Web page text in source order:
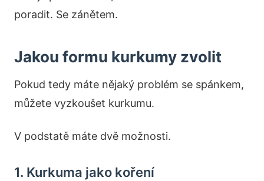
poradit. Se zánětem.
Jakou formu kurkumy zvolit
Pokud tedy máte nějaký problém se spánkem,
můžete vyzkoušet kurkumu.
V podstatě máte dvě možnosti.
1. Kurkuma jako koření